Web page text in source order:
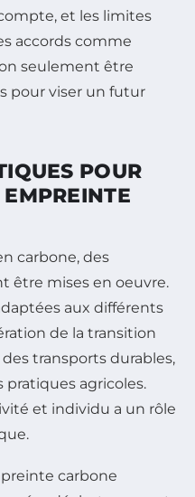
et les limites
accords comme
seulement être
pour viser un futur
POUR
carbone, des
être mises en oeuvre.
aux différents
de la transition
transports durables,
pratiques agricoles.
et individu a un rôle
carbone